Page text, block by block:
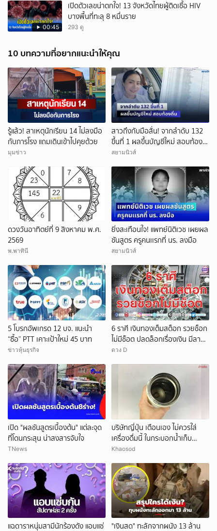
00:45
เปิดตัวเลขน่าตกใจ! 13 จังหวัดไทยผู้ติดเชื้อ HIV
บางพื้นที่ทะลุ 8 หมื่นราย
293 ดู
10 บทความที่อยากแนะนำให้คุณ
รู้แล้ว! สาเหตุนักเรียน 14 ไม่ลงมือ
กับภารโรง แถมเดินเข้าไปคุยด้วย
มุมข่าว
สาวถึงกับมือสั่น! จากลำดับ 132
ขึ้นที่ 1 ผลขึ้นบัญชีใหม่ สอบท้อง
ถิ่น
สยามนิวส์
ดวงวันอาทิตย์ที่ 9 สิงหาคม พ.ศ.
2569
พ.พาทินี
ยิ่งสะเทือนใจ! แพทย์นิติเวช เผยผล
ชันสูตร ครูคนเเรกที่ นร. ลงมือ
สยามนิวส์
5 โบรกอัพเกรด 12 บจ. แนะนำ
“ซื้อ” PTT เคาะเป้าใหม่ 45 บาท
ข่าวหุ้นธุรกิจ
6 ราศี เงินทองเต็มสต็อก รวยช็อก
ไม่มีช็อต ปลดล็อกเรื่องเงิน มีลาภ
ลอยจ่อคิว
ดวง D
เปิด "ผลชันสูตรเบื้องต้น" แต่ละจุด
ที่โดนกระสุน น่าสงสารจับใจ
TNews
บริษัทญี่ปุ่น เตือนเอง ไม่ควรใส่
เครื่องดื่มนี้ ในกระบอกน้ำเก็บ
อุณหภูมิ เสี่ยงเสียหายง่าย
Khaosod
แฉดาราหนุ่มสามีนักร้องดัง แอบแซ่ "เงินสด" ทะลักจากผนัง 13 ล้าน